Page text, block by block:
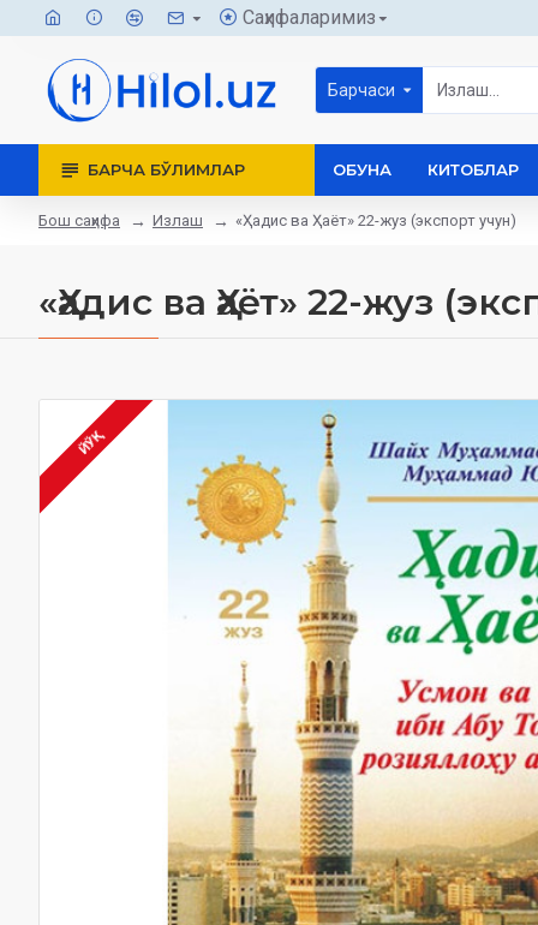
Саҳифаларимиз
Барчаси
БАРЧА БЎЛИМЛАР ОБУНА КИТОБЛАР
Бош саҳифа Излаш «Ҳадис ва Ҳаёт» 22-жуз (экспорт учун)
«Ҳадис ва Ҳаёт» 22-жуз
ЙЎҚ